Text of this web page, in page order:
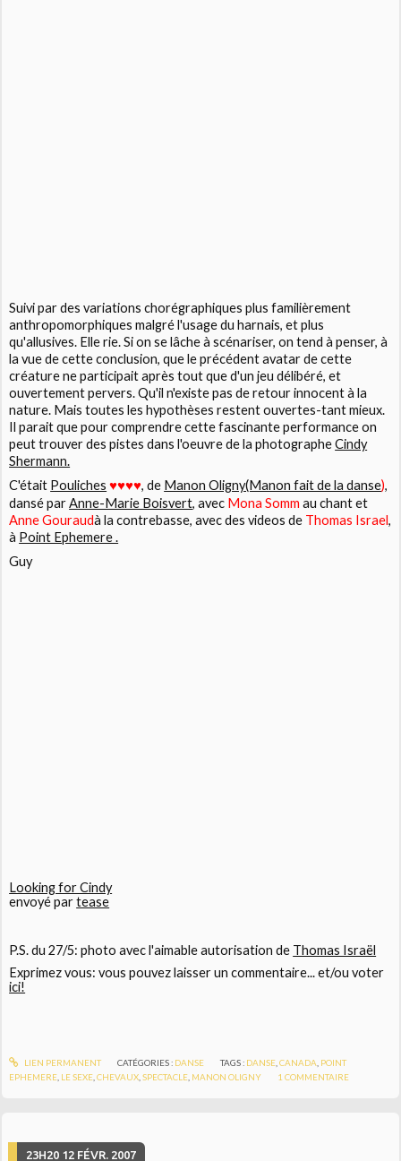
Suivi par des variations chorégraphiques plus familièrement
anthropomorphiques malgré l'usage du harnais, et plus
qu'allusives. Elle rie. Si on se lâche à scénariser, on tend à penser, à
la vue de cette conclusion, que le précédent avatar de cette
créature ne participait après tout que d'un jeu délibéré, et
ouvertement pervers. Qu'il n'existe pas de retour innocent à la
nature. Mais toutes les hypothèses restent ouvertes-tant mieux.
Il parait que pour comprendre cette fascinante performance on
peut trouver des pistes dans l'oeuvre de la photographeCindy
Shermann.
C'était Pouliches ♥♥♥♥, de Manon Oligny(Manon fait de la danse),
dansé parAnne-Marie Boisvert, avec Mona Somm au chant et
Anne Gouraudà la contrebasse, avec des videos de Thomas Israel,
à Point Ephemere .
Guy
Looking for Cindy
envoyé partease
P.S. du 27/5: photo avec l'aimable autorisation de Thomas Israël
Exprimez vous: vous pouvez laisser un commentaire... et/ou voter
ici!
LIEN PERMANENT CATÉGORIES : DANSE TAGS : DANSE ,CANADA POINT
EPHEMERE LE SEXE ,CHEVAUX ,SPECTACLE MANON OLIGNY 1 COMMENTAIRE
23H20 12 FÉVR. 2007